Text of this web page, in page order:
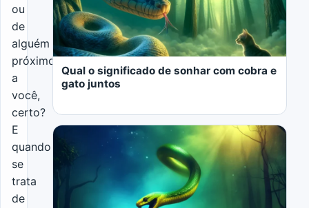
ou
de
alguém
próximo
a
você,
certo?
E
quando
se
trata
de
LER MAIS
Qual o significado de sonhar com cobra e
gato juntos